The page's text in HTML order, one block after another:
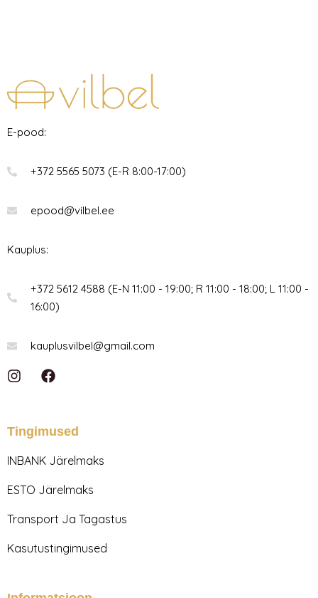
E-pood:
+372 5565 5073 (E-R 8:00-17:00)
epood@vilbel.ee
Kauplus:
+372 5612 4588 (E-N 11:00 - 19:00; R 11:00 - 18:00; L 11:00 -
16:00)
kauplusvilbel@gmail.com
I
a
r
m
F
b
o
Tingimused
INBANK Järelmaks
ESTO Järelmaks
Transport Ja Tagastus
Kasutustingimused